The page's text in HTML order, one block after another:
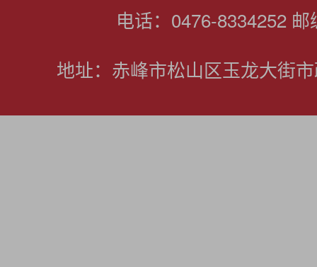
电话：0476-8334252
地址：赤峰市松山区玉龙大街